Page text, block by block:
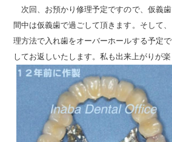
次回、お預かり修理予定ですので、仮義
間中は仮義歯で過ごして頂きます。そして
理方法で入れ歯をオーバーホールする予定
してお返しいたします。私も出来上がりが楽